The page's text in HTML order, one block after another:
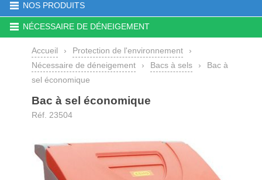
NOS PRODUITS
NÉCESSAIRE DE DÉNEIGEMENT
Accueil › Protection de l'environnement
›
Nécessaire de déneigement
› Bacs à sels ›
Bac à
sel économique
Bac à sel économique
Réf. 23504